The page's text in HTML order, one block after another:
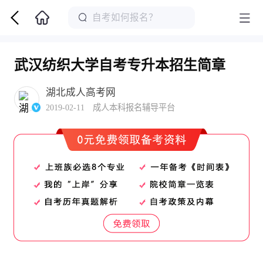
武汉纺织大学自考专升本招生简章
湖北成人高考网
2019-02-11 成人本科报名辅导平台